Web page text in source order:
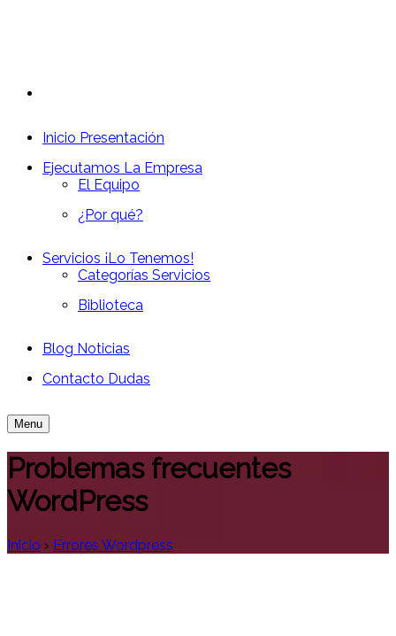
Inicio Presentación
Ejecutamos La Empresa
El Equipo
¿Por qué?
Servicios ¡Lo Tenemos!
Categorías Servicios
Biblioteca
Blog Noticias
Contacto Dudas
Menu
Problemas frecuentes
WordPress
Inicio › Errores Wordpress